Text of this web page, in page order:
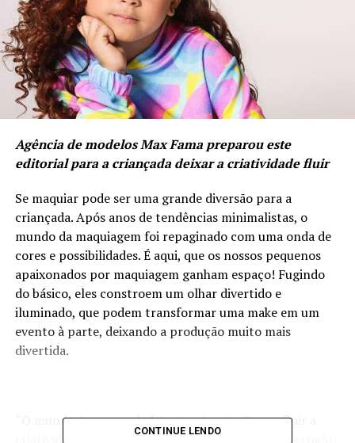
Agência de modelos Max Fama preparou este
editorial para a criançada deixar a criatividade fluir
Se maquiar pode ser uma grande diversão para a
criançada. Após anos de tendências minimalistas, o
mundo da maquiagem foi repaginado com uma onda de
cores e possibilidades. É aqui, que os nossos pequenos
apaixonados por maquiagem ganham espaço! Fugindo
do básico, eles constroem um olhar divertido e
iluminado, que podem transformar uma make em um
evento à parte, deixando a produção muito mais
divertida.
“O mundo é uma verdadeira inspiração. Deixar fluir a
criatividade é a principal dica. Não existe certo e errado.
CONTINUE LENDO